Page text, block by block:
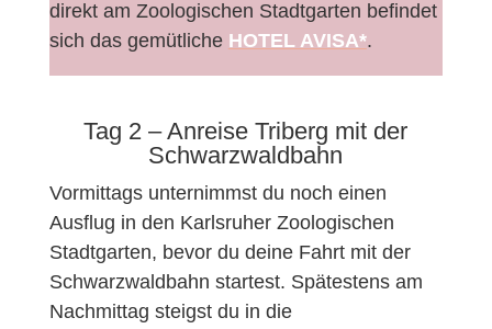
direkt am Zoologischen Stadtgarten befindet
sich das gemütliche HOTEL AVISA*.
Tag 2 – Anreise Triberg mit der
Schwarzwaldbahn
Vormittags unternimmst du noch einen
Ausflug in den Karlsruher Zoologischen
Stadtgarten, bevor du deine Fahrt mit der
Schwarzwaldbahn startest. Spätestens am
Nachmittag steigst du in die